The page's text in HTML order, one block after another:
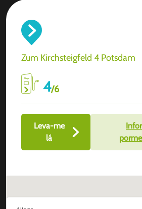
Zum Kirchsteigfeld 4 Potsdam
4/6
Leva-me
lá